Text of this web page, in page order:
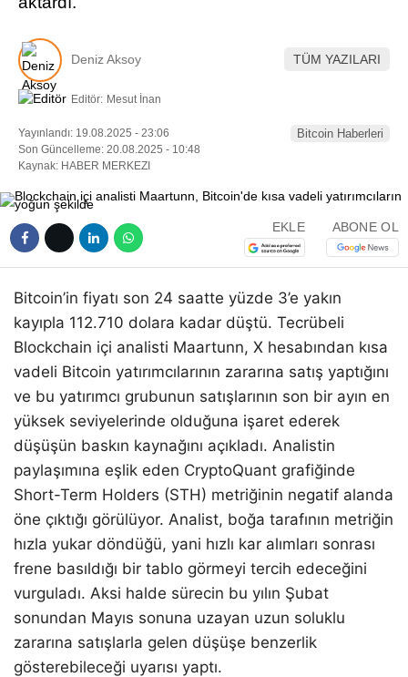
Deniz Aksoy TÜM YAZILARI
Editör: Mesut İnan
Yayınlandı: 19.08.2025 - 23:06
Son Güncelleme: 20.08.2025 - 10:48
Kaynak: HABER MERKEZI
Bitcoin Haberleri
EKLE ABONE OL
Bitcoin’in fiyatı son 24 saatte yüzde 3’e yakın
kayıpla 112.710 dolara kadar düştü. Tecrübeli
Blockchain içi analisti Maartunn, X hesabından kısa
vadeli Bitcoin yatırımcılarının zararına satış yaptığını
ve bu yatırımcı grubunun satışlarının son bir ayın en
yüksek seviyelerinde olduğuna işaret ederek
düşüşün baskın kaynağını açıkladı. Analistin
paylaşımına eşlik eden CryptoQuant grafiğinde
Short-Term Holders (STH) metriğinin negatif alanda
öne çıktığı görülüyor. Analist, boğa tarafının metriğin
hızla yukar döndüğü, yani hızlı kar alımları sonrası
frene basıldığı bir tablo görmeyi tercih edeceğini
vurguladı. Aksi halde sürecin bu yılın Şubat
sonundan Mayıs sonuna uzayan uzun soluklu
zararına satışlarla gelen düşüşe benzerlik
gösterebileceği uyarısı yaptı.